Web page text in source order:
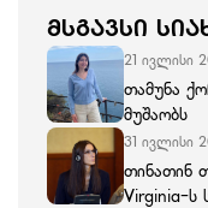
ᲛᲡᲒᲐᲕᲡᲘ
21 ივლისი
თამუნა
მუშაობს
31 ივლისი
თინათინ
Virginia-ს